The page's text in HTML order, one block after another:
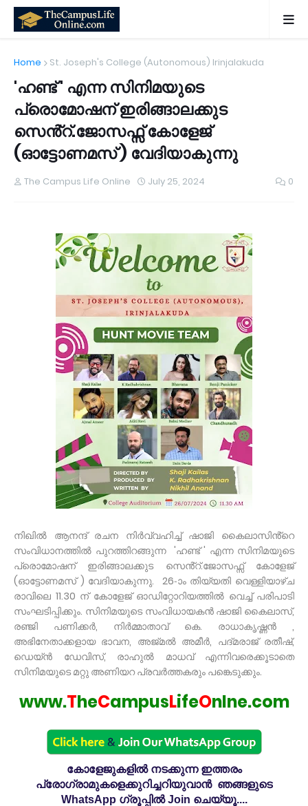
Home St. Joseph's College (Autonomous) Irinjalakuda
'ഹണ്ട് ' എന്ന സിനിമയുടെ
പ്രൊമോഷന് ഇരിങ്ങാലക്കുട
സെൻ്റ്.ജോസഫ്സ് കോളേജ്
(ഓട്ടോണമസ് ) വേദിയാകുന്നു
The Campus Life Online July 25, 2024 0
നിഖിൽ ആനന്ദ് രചന നിർവ്വഹിച്ച് ഷാജി കൈലാസിൻ്റെ
സംവിധാനത്തിൽ പുറത്തിറങ്ങുന്ന 'ഹണ്ട് ' എന്ന സിനിമയുടെ
പ്രൊമോഷന് ഇരിങ്ങാലക്കുട സെൻ്റ്.ജോസഫ്സ് കോളേജ്
(ഓട്ടോണമസ് ) വേദിയാകുന്നു. 26-ാം തിയ്യതി വെള്ളിയാഴ്ച
രാവിലെ 11.30 ന് കോളേജ് ഓഡിറ്റോറിയത്തിൽ വെച്ച് പരിപാടി
സംഘടിപ്പിക്കും. സിനിമയുടെ സംവിധായകൻ ഷാജി കൈലാസ്,
രഞ്ജി പണിക്കർ, നിർമ്മാതാവ് കെ. രാധാകൃഷ്ണൻ ,
അഭിനേതാക്കളായ ഭാവന, അജ്മൽ അമീർ, പദ്മരാജ് രതീഷ്,
ഡെയ്ൻ ഡേവിസ്, രാഹുൽ മാധവ് എന്നിവരെക്കൂടാതെ
സിനിമയുടെ മറ്റു അണിയറ പ്രവർത്തകരും പങ്കെടുക്കും.
www.TheCampusLifeOnlne.com
കോളേജുകളിൽ നടക്കുന്ന ഇത്തരം
പ്രോഗ്രാമുകളെക്കുറിച്ചറിയുവാൻ ഞങ്ങളുടെ
WhatsApp ഗ്രൂപ്പിൽ Join ചെയ്യൂ....